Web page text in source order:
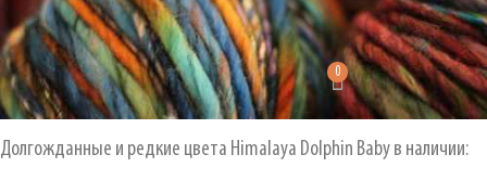
НОВОСТИ
Поступление Dolphin Baby
ОЛИН ПряжаOn 12.01.2021
0
Долгожданные и редкие цвета Himalaya Dolphin Baby в наличии: